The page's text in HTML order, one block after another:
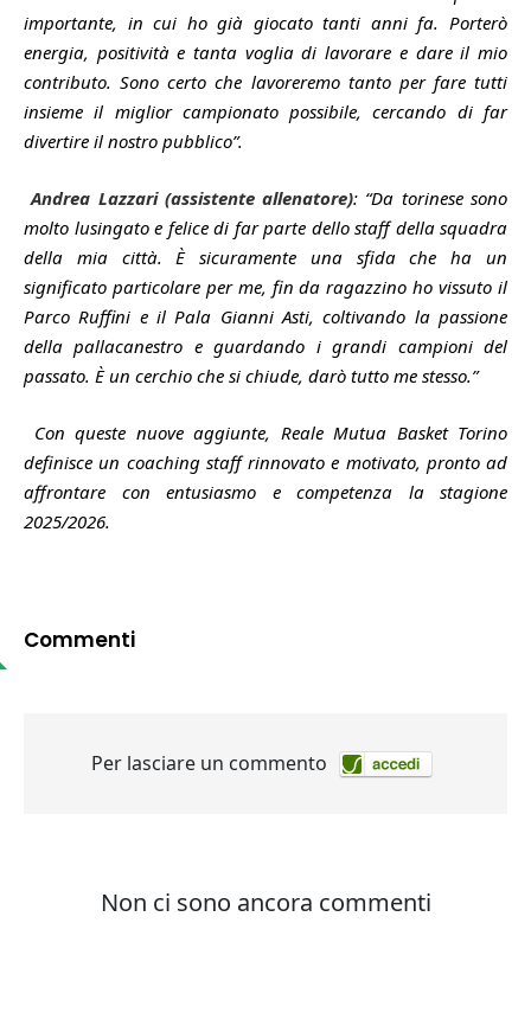
importante, in cui ho già giocato tanti anni fa. Porterò
energia, positività e tanta voglia di lavorare e dare il mio
contributo. Sono certo che lavoreremo tanto per fare tutti
insieme il miglior campionato possibile, cercando di far
divertire il nostro pubblico”.
Andrea Lazzari (assistente allenatore): “Da torinese sono
molto lusingato e felice di far parte dello staff della squadra
della mia città. È sicuramente una sfida che ha un
significato particolare per me, fin da ragazzino ho vissuto il
Parco Ruffini e il Pala Gianni Asti, coltivando la passione
della pallacanestro e guardando i grandi campioni del
passato. È un cerchio che si chiude, darò tutto me stesso.”
Con queste nuove aggiunte, Reale Mutua Basket Torino
definisce un coaching staff rinnovato e motivato, pronto ad
affrontare con entusiasmo e competenza la stagione
2025/2026.
Commenti